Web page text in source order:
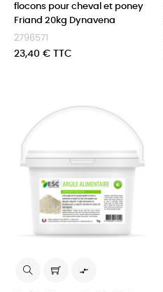
flocons pour cheval et poney
Friand 20kg Dynavena
2796571
Prix
23,40 € TTC
